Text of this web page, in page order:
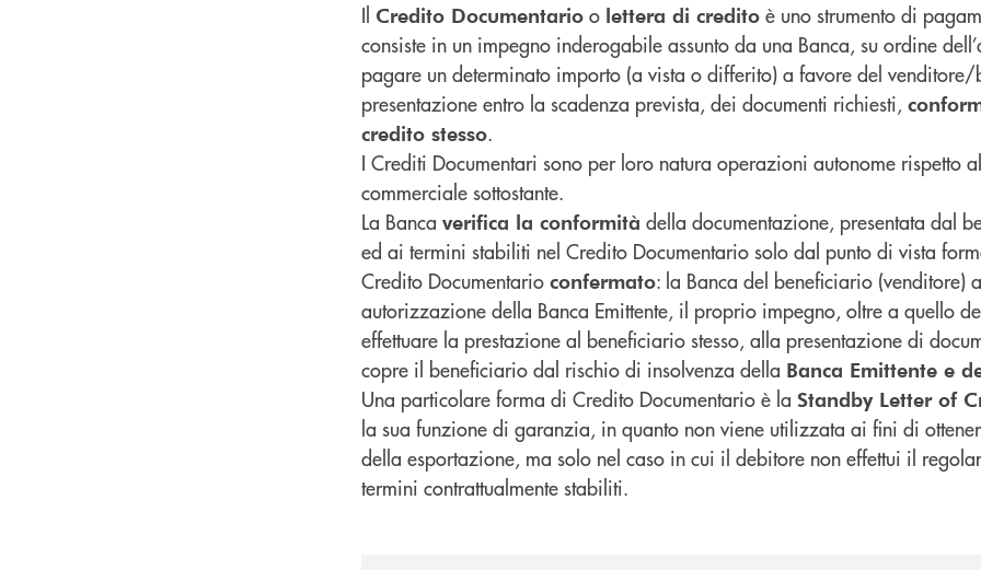
Il Credito Documentario o lettera di credito è uno strumento di
consiste in un impegno inderogabile assunto da una Banca, su ordine
pagare un determinato importo (a vista o differito) a favore del
presentazione entro la scadenza prevista, dei documenti richiesti,
credito stesso.
I Crediti Documentari sono per loro natura operazioni autonome rispetto
commerciale sottostante.
La Banca verifica la conformità della documentazione, presentata dal
ed ai termini stabiliti nel Credito Documentario solo dal punto di vista
Credito Documentario confermato: la Banca del beneficiario (venditore)
autorizzazione della Banca Emittente, il proprio impegno, oltre a quello
effettuare la prestazione al beneficiario stesso, alla presentazione di
copre il beneficiario dal rischio di insolvenza della Banca Emittente e
Una particolare forma di Credito Documentario è la Standby Letter of
la sua funzione di garanzia, in quanto non viene utilizzata ai fini di
della esportazione, ma solo nel caso in cui il debitore non effettui il
termini contrattualmente stabiliti.